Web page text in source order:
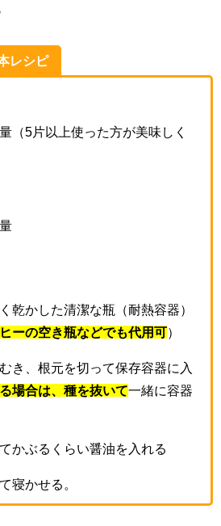
レシピ
（5片以上使った方が美味しく
乾かした清潔な瓶（耐熱容器）
ーの空き瓶などでも代用可）
き、根元を切って保存容器に入
場合は、種を抜いて一緒に容器
かぶるくらい醤油を入れる
寝かせる。